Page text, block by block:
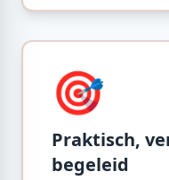
🎯
Praktisch,
begeleid